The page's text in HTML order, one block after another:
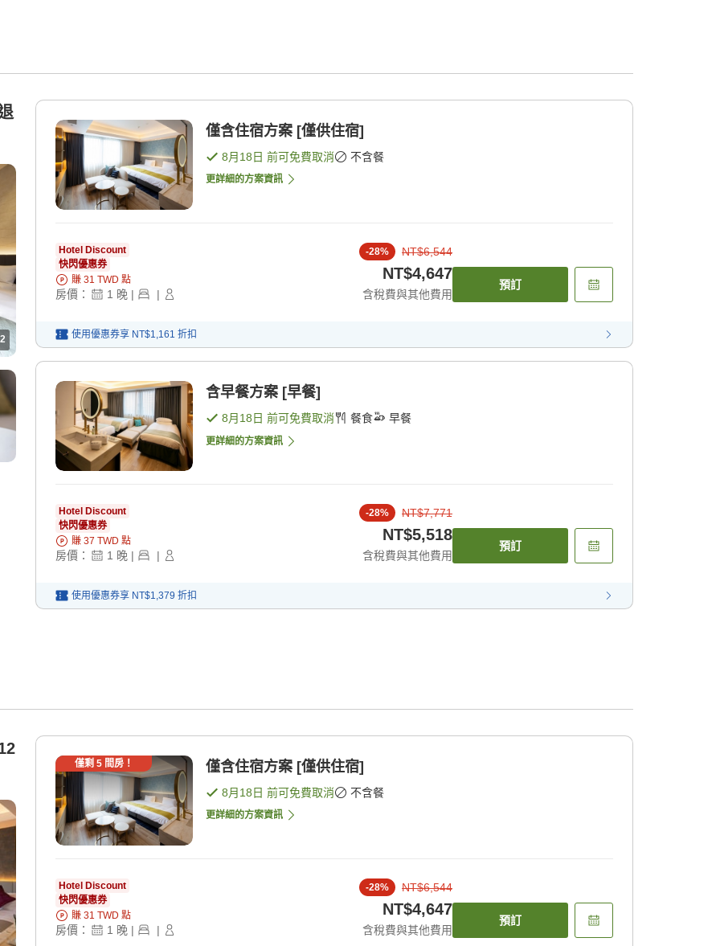
僅含住宿方案 [僅供住宿]
8月18日 前可免費取消 不含餐
更詳細的方案資訊
Hotel Discount
快閃優惠券
賺 31 TWD 點
房價： 1 晚 | |
-28% NT$6,544
NT$4,647
含稅費與其他費用
預訂
使用優惠券享 NT$1,161 折扣
含早餐方案 [早餐]
8月18日 前可免費取消 餐食 早餐
更詳細的方案資訊
Hotel Discount
快閃優惠券
賺 37 TWD 點
房價： 1 晚 | |
-28% NT$7,771
NT$5,518
含稅費與其他費用
預訂
使用優惠券享 NT$1,379 折扣
僅剩 5間房！ 僅含住宿方案 [僅供住宿]
8月18日 前可免費取消 不含餐
更詳細的方案資訊
Hotel Discount
快閃優惠券
賺 31 TWD 點
房價： 1 晚 | |
-28% NT$6,544
NT$4,647
含稅費與其他費用
預訂